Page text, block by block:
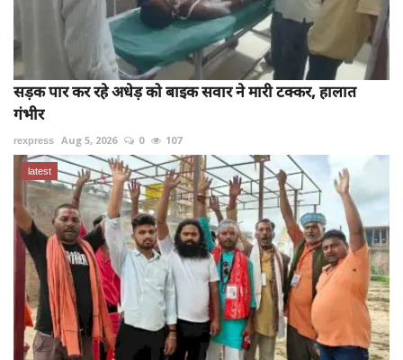
सड़क पार कर रहे अधेड़ को बाइक सवार ने मारी टक्कर, हालात
गंभीर
rexpress Aug 5, 2026 0 107
latest